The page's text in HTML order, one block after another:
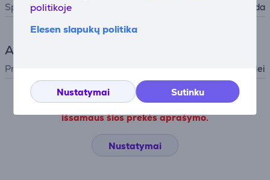
politikoje
Elesen slapukų politika
Nustatymai Sutinku
Spalva
Juoda
Aksesuaras
Priedo tipas Orkaitei, Viryklei
Nesutikus su slapukų naudojimu negalime atvaizduoti
išsamaus šios prekės aprašymo.
Nustatymai